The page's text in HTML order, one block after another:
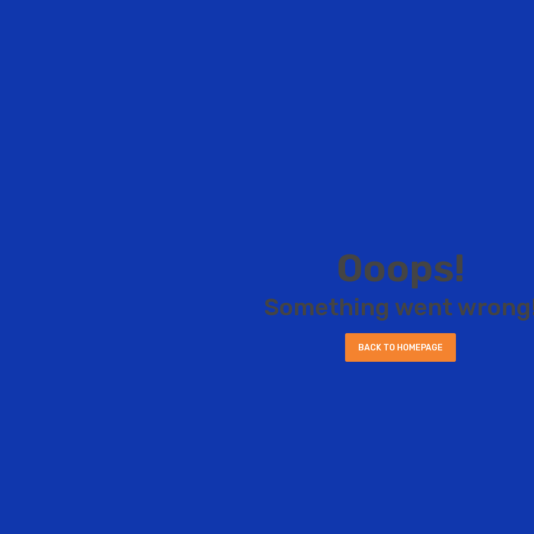
Ooops!
Something went wrong
BACK TO HOM EPAG E